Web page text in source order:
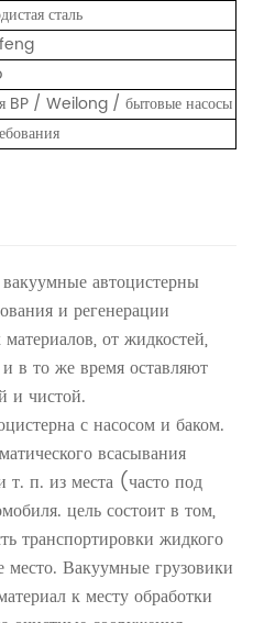
сталь
BP / Weilong / бытовые насосы
автоцистерны
и регенерации
от жидкостей,
в то же время оставляют
и чистой.
с насосом и баком.
всасывания
п. из места (часто под
цель состоит в том,
транспортировки жидкого
место. Вакуумные грузовики
к месту обработки